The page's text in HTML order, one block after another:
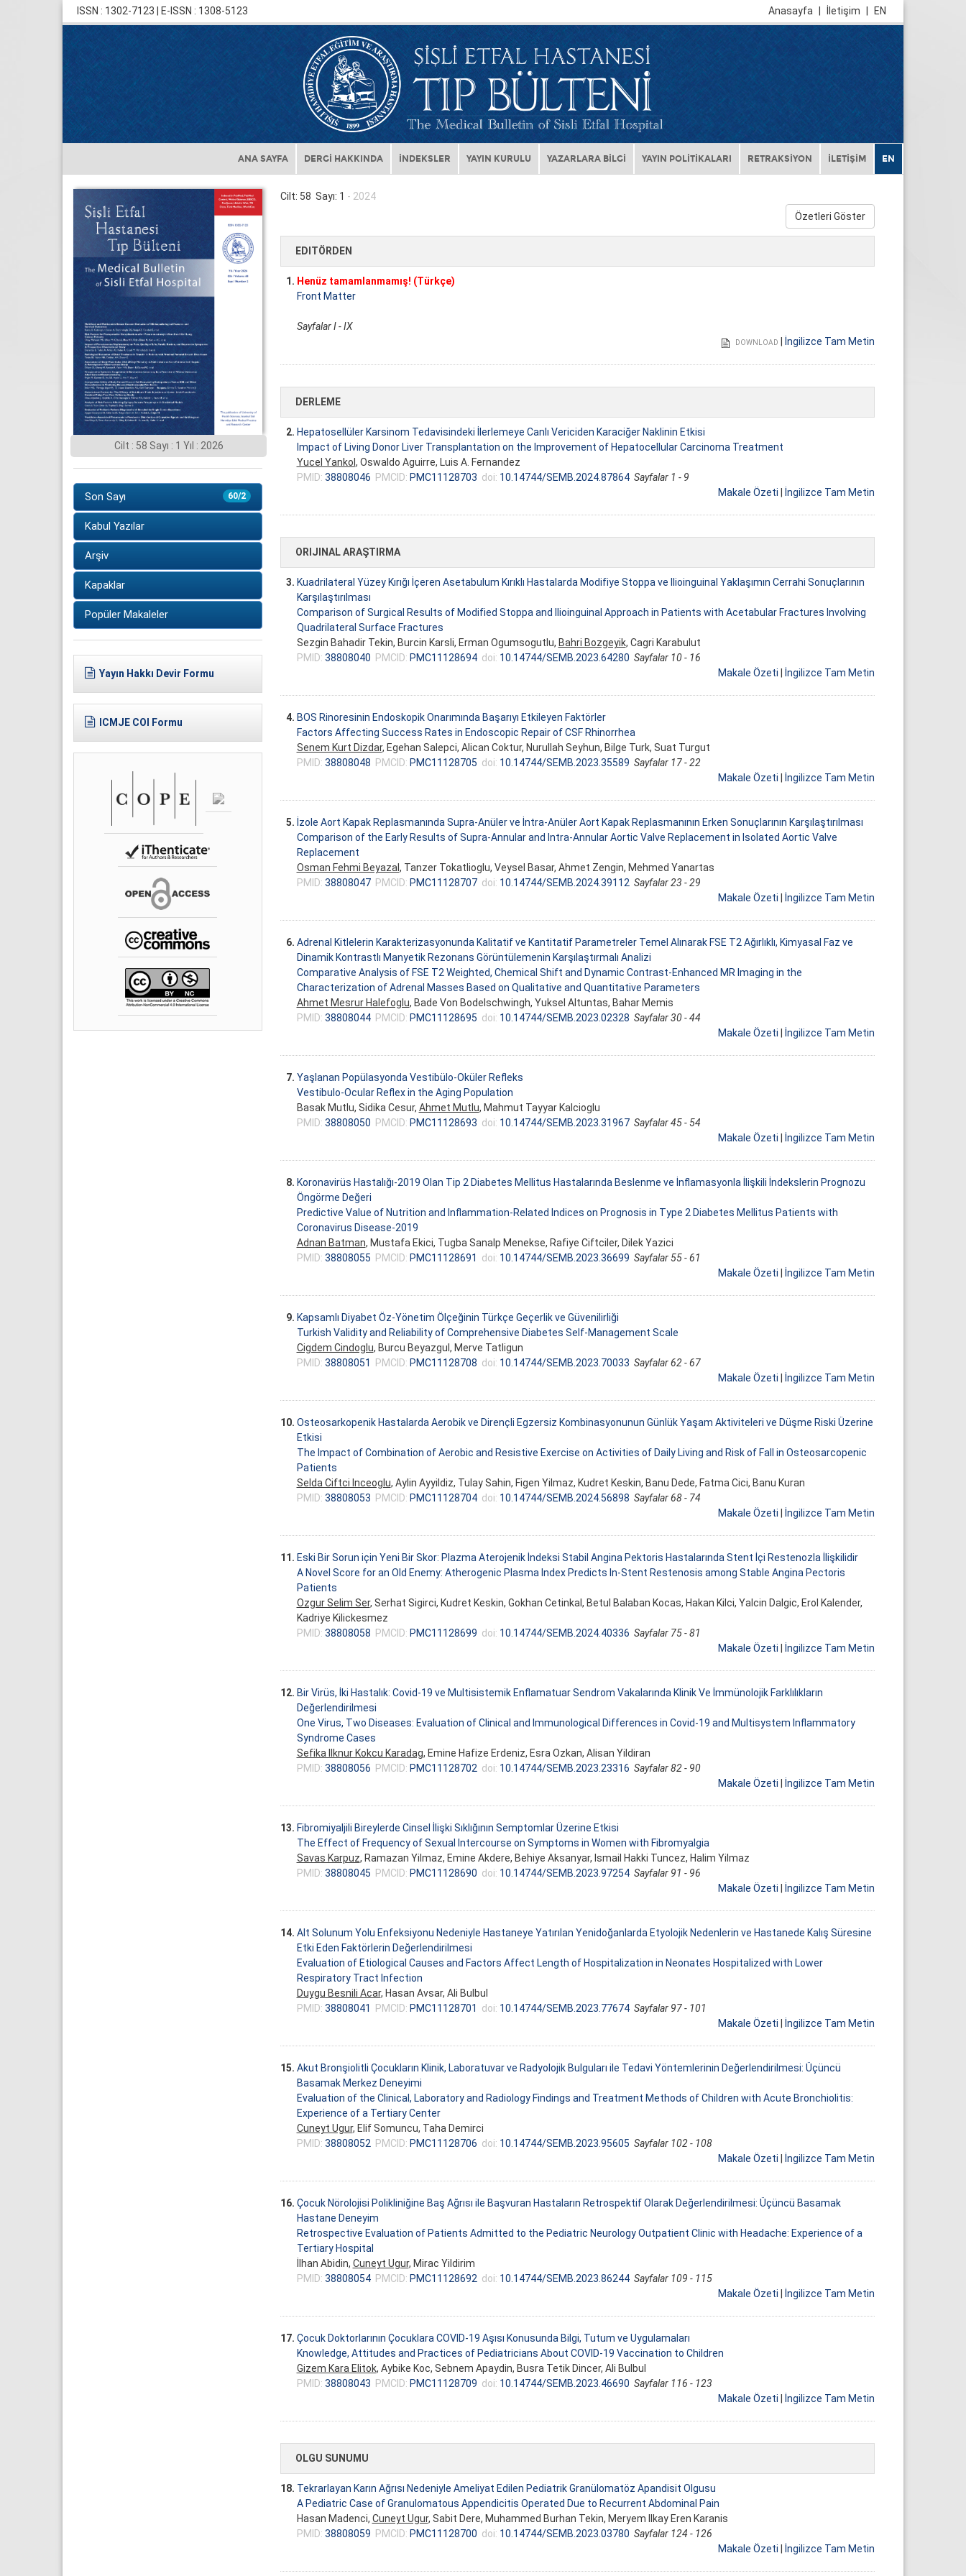
ISSN : 1302-7123 | E-ISSN : 1308-5123 EN
İletişim
Anasayfa
ANA SAYFA DERGİ HAKKINDA İNDEKSLER YAYIN KURULU YAZARLARA BİLGİ YAYIN POLİTİKALARI RETRAKSİYON İLETİŞİM EN
Cilt : 58 Sayı : 1 Yıl : 2026
60/2
Son Sayı
Kabul Yazılar
Arşiv
Kapaklar
Popüler Makaleler
Yayın Hakkı Devir Formu
ICMJE COI Formu
Cilt: 58 Sayı: 1 - 2024
Özetleri Göster
EDITÖRDEN
1. Henüz tamamlanmamış! (Türkçe)
Front Matter
Sayfalar I - IX
DOWNLOAD İngilizce Tam Metin
DERLEME
2. Hepatosellüler Karsinom Tedavisindeki İlerlemeye Canlı Vericiden Karaciğer Naklinin Etkisi
Impact of Living Donor Liver Transplantation on the Improvement of Hepatocellular Carcinoma Treatment
Yucel Yankol , Oswaldo Aguirre, Luis A. Fernandez
PMID: 38808046 PMCID: PMC11128703 doi: 10.14744/SEMB.2024.87864 Sayfalar 1 - 9
Makale Özeti
İngilizce Tam Metin
ORIJINAL ARAŞTIRMA
3. Kuadrilateral Yüzey Kırığı İçeren Asetabulum Kırıklı Hastalarda Modifiye Stoppa ve Ilioinguinal Yaklaşımın Cerrahi Sonuçlarının
Karşılaştırılması
Comparison of Surgical Results of Modified Stoppa and Ilioinguinal Approach in Patients with Acetabular Fractures Involving
Quadrilateral Surface Fractures
Sezgin Bahadir Tekin, Burcin Karsli, Erman Ogumsogutlu, Bahri Bozgeyik, Cagri Karabulut
PMID: 38808040 PMCID: PMC11128694 doi: 10.14744/SEMB.2023.64280 Sayfalar 10 - 16
Makale Özeti
İngilizce Tam Metin
4. BOS Rinoresinin Endoskopik Onarımında Başarıyı Etkileyen Faktörler
Factors Affecting Success Rates in Endoscopic Repair of CSF Rhinorrhea
Senem Kurt Dizdar, Egehan Salepci, Alican Coktur, Nurullah Seyhun, Bilge Turk, Suat Turgut
PMID: 38808048 PMCID: PMC11128705 doi: 10.14744/SEMB.2023.35589 Sayfalar 17 - 22
Makale Özeti
İngilizce Tam Metin
5. İzole Aort Kapak Replasmanında Supra-Anüler ve İntra-Anüler Aort Kapak Replasmanının Erken Sonuçlarının Karşılaştırılması
Comparison of the Early Results of Supra-Annular and Intra-Annular Aortic Valve Replacement in Isolated Aortic Valve
Replacement
Osman Fehmi Beyazal, Tanzer Tokatlioglu, Veysel Basar, Ahmet Zengin, Mehmed Yanartas
PMID: 38808047 PMCID: PMC11128707 doi: 10.14744/SEMB.2024.39112 Sayfalar 23 - 29
Makale Özeti
İngilizce Tam Metin
6. Adrenal Kitlelerin Karakterizasyonunda Kalitatif ve Kantitatif Parametreler Temel Alınarak FSE T2 Ağırlıklı, Kimyasal Faz ve
Dinamik Kontrastlı Manyetik Rezonans Görüntülemenin Karşılaştırmalı Analizi
Comparative Analysis of FSE T2 Weighted, Chemical Shift and Dynamic Contrast-Enhanced MR Imaging in the
Characterization of Adrenal Masses Based on Qualitative and Quantitative Parameters
Ahmet Mesrur Halefoglu, Bade Von Bodelschwingh, Yuksel Altuntas, Bahar Memis
PMID: 38808044 PMCID: PMC11128695 doi: 10.14744/SEMB.2023.02328 Sayfalar 30 - 44
Makale Özeti
İngilizce Tam Metin
7. Yaşlanan Popülasyonda Vestibülo-Oküler Refleks
Vestibulo-Ocular Reflex in the Aging Population
Basak Mutlu, Sidika Cesur, Ahmet Mutlu, Mahmut Tayyar Kalcioglu
PMID: 38808050 PMCID: PMC11128693 doi: 10.14744/SEMB.2023.31967 Sayfalar 45 - 54
Makale Özeti
İngilizce Tam Metin
8. Koronavirüs Hastalığı-2019 Olan Tip 2 Diabetes Mellitus Hastalarında Beslenme ve İnflamasyonla İlişkili İndekslerin Prognozu
Öngörme Değeri
Predictive Value of Nutrition and Inflammation-Related Indices on Prognosis in Type 2 Diabetes Mellitus Patients with
Coronavirus Disease-2019
Adnan Batman, Mustafa Ekici, Tugba Sanalp Menekse, Rafiye Ciftciler, Dilek Yazici
PMID: 38808055 PMCID: PMC11128691 doi: 10.14744/SEMB.2023.36699 Sayfalar 55 - 61
Makale Özeti
İngilizce Tam Metin
9. Kapsamlı Diyabet Öz-Yönetim Ölçeğinin Türkçe Geçerlik ve Güvenilirliği
Turkish Validity and Reliability of Comprehensive Diabetes Self-Management Scale
Cigdem Cindoglu, Burcu Beyazgul, Merve Tatligun
PMID: 38808051 PMCID: PMC11128708 doi: 10.14744/SEMB.2023.70033 Sayfalar 62 - 67
Makale Özeti
İngilizce Tam Metin
10. Osteosarkopenik Hastalarda Aerobik ve Dirençli Egzersiz Kombinasyonunun Günlük Yaşam Aktiviteleri ve Düşme Riski Üzerine
Etkisi
The Impact of Combination of Aerobic and Resistive Exercise on Activities of Daily Living and Risk of Fall in Osteosarcopenic
Patients
Selda Ciftci Inceoglu, Aylin Ayyildiz, Tulay Sahin, Figen Yilmaz, Kudret Keskin, Banu Dede, Fatma Cici, Banu Kuran
PMID: 38808053 PMCID: PMC11128704 doi: 10.14744/SEMB.2024.56898 Sayfalar 68 - 74
Makale Özeti
İngilizce Tam Metin
11. Eski Bir Sorun için Yeni Bir Skor: Plazma Aterojenik İndeksi Stabil Angina Pektoris Hastalarında Stent İçi Restenozla İlişkilidir
A Novel Score for an Old Enemy: Atherogenic Plasma Index Predicts In-Stent Restenosis among Stable Angina Pectoris
Patients
Ozgur Selim Ser, Serhat Sigirci, Kudret Keskin, Gokhan Cetinkal, Betul Balaban Kocas, Hakan Kilci, Yalcin Dalgic, Erol Kalender,
Kadriye Kilickesmez
PMID: 38808058 PMCID: PMC11128699 doi: 10.14744/SEMB.2024.40336 Sayfalar 75 - 81
Makale Özeti
İngilizce Tam Metin
12. Bir Virüs, İki Hastalık: Covid-19 ve Multisistemik Enflamatuar Sendrom Vakalarında Klinik Ve İmmünolojik Farklılıkların
Değerlendirilmesi
One Virus, Two Diseases: Evaluation of Clinical and Immunological Differences in Covid-19 and Multisystem Inflammatory
Syndrome Cases
Sefika Ilknur Kokcu Karadag, Emine Hafize Erdeniz, Esra Ozkan, Alisan Yildiran
PMID: 38808056 PMCID: PMC11128702 doi: 10.14744/SEMB.2023.23316 Sayfalar 82 - 90
Makale Özeti
İngilizce Tam Metin
13. Fibromiyaljili Bireylerde Cinsel İlişki Sıklığının Semptomlar Üzerine Etkisi
The Effect of Frequency of Sexual Intercourse on Symptoms in Women with Fibromyalgia
Savas Karpuz, Ramazan Yilmaz, Emine Akdere, Behiye Aksanyar, Ismail Hakki Tuncez, Halim Yilmaz
PMID: 38808045 PMCID: PMC11128690 doi: 10.14744/SEMB.2023.97254 Sayfalar 91 - 96
Makale Özeti
İngilizce Tam Metin
14. Alt Solunum Yolu Enfeksiyonu Nedeniyle Hastaneye Yatırılan Yenidoğanlarda Etyolojik Nedenlerin ve Hastanede Kalış Süresine
Etki Eden Faktörlerin Değerlendirilmesi
Evaluation of Etiological Causes and Factors Affect Length of Hospitalization in Neonates Hospitalized with Lower
Respiratory Tract Infection
Duygu Besnili Acar, Hasan Avsar, Ali Bulbul
PMID: 38808041 PMCID: PMC11128701 doi: 10.14744/SEMB.2023.77674 Sayfalar 97 - 101
Makale Özeti
İngilizce Tam Metin
15. Akut Bronşiolitli Çocukların Klinik, Laboratuvar ve Radyolojik Bulguları ile Tedavi Yöntemlerinin Değerlendirilmesi: Üçüncü
Basamak Merkez Deneyimi
Evaluation of the Clinical, Laboratory and Radiology Findings and Treatment Methods of Children with Acute Bronchiolitis:
Experience of a Tertiary Center
Cuneyt Ugur, Elif Somuncu, Taha Demirci
PMID: 38808052 PMCID: PMC11128706 doi: 10.14744/SEMB.2023.95605 Sayfalar 102 - 108
Makale Özeti
İngilizce Tam Metin
16. Çocuk Nörolojisi Polikliniğine Baş Ağrısı ile Başvuran Hastaların Retrospektif Olarak Değerlendirilmesi: Üçüncü Basamak
Hastane Deneyim
Retrospective Evaluation of Patients Admitted to the Pediatric Neurology Outpatient Clinic with Headache: Experience of a
Tertiary Hospital
İlhan Abidin, Cuneyt Ugur, Mirac Yildirim
PMID: 38808054 PMCID: PMC11128692 doi: 10.14744/SEMB.2023.86244 Sayfalar 109 - 115
Makale Özeti
İngilizce Tam Metin
17. Çocuk Doktorlarının Çocuklara COVID-19 Aşısı Konusunda Bilgi, Tutum ve Uygulamaları
Knowledge, Attitudes and Practices of Pediatricians About COVID-19 Vaccination to Children
Gizem Kara Elitok, Aybike Koc, Sebnem Apaydin, Busra Tetik Dincer, Ali Bulbul
PMID: 38808043 PMCID: PMC11128709 doi: 10.14744/SEMB.2023.46690 Sayfalar 116 - 123
Makale Özeti
İngilizce Tam Metin
OLGU SUNUMU
18. Tekrarlayan Karın Ağrısı Nedeniyle Ameliyat Edilen Pediatrik Granülomatöz Apandisit Olgusu
A Pediatric Case of Granulomatous Appendicitis Operated Due to Recurrent Abdominal Pain
Hasan Madenci, Cuneyt Ugur, Sabit Dere, Muhammed Burhan Tekin, Meryem Ilkay Eren Karanis
PMID: 38808059 PMCID: PMC11128700 doi: 10.14744/SEMB.2023.03780 Sayfalar 124 - 126
Makale Özeti
İngilizce Tam Metin